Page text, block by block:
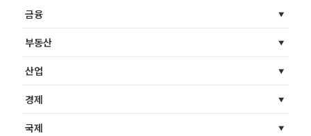
금융
부동산
산업
경제
국제